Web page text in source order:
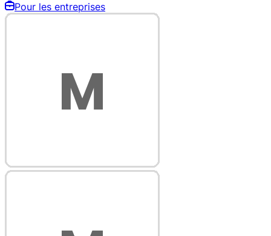
Pour les entreprises